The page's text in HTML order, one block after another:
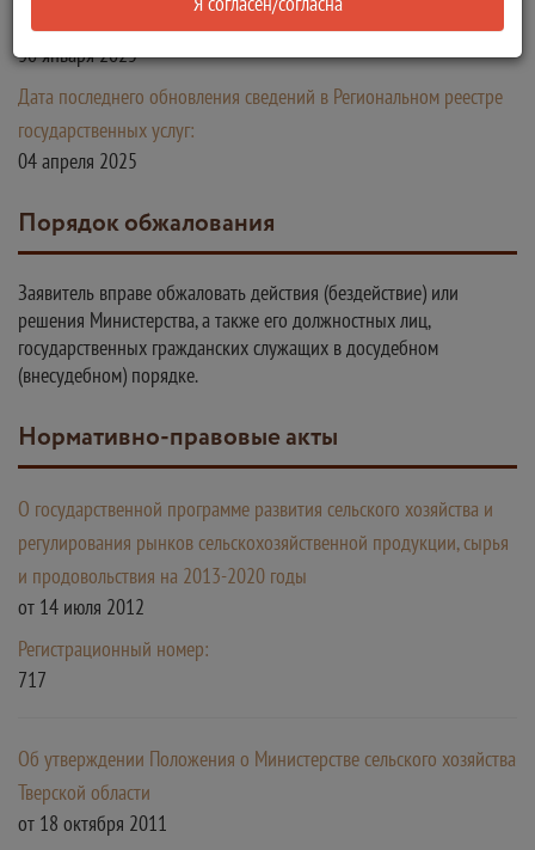
государственных услуг:
30 января 2025
Дата последнего обновления сведений в Региональном реестре
государственных услуг:
04 апреля 2025
Порядок обжалования
Заявитель вправе обжаловать действия (бездействие) или
решения Министерства, а также его должностных лиц,
государственных гражданских служащих в досудебном
(внесудебном) порядке.
Нормативно-правовые акты
О государственной программе развития сельского хозяйства и
регулирования рынков сельскохозяйственной продукции, сырья
и продовольствия на 2013-2020 годы
от 14 июля 2012
Регистрационный номер:
717
Об утверждении Положения о Министерстве сельского хозяйства
Тверской области
от 18 октября 2011